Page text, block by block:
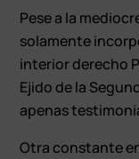
Pese a la
solamente
interior derecho
Ejido de la
apenas
Otra constante